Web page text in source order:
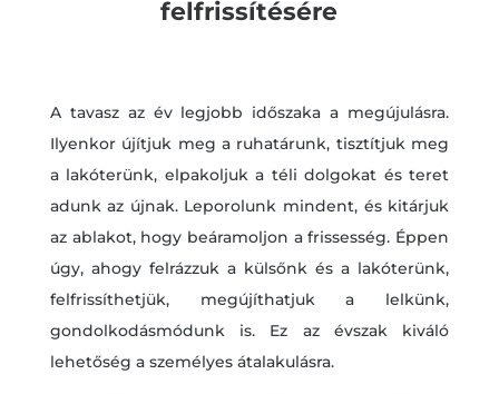
felfrissítésére
A tavasz az év legjobb időszaka a megújulásra.
Ilyenkor újítjuk meg a ruhatárunk, tisztítjuk meg
a lakóterünk, elpakoljuk a téli dolgokat és teret
adunk az újnak. Leporolunk mindent, és kitárjuk
az ablakot, hogy beáramoljon a frissesség. Éppen
úgy, ahogy felrázzuk a külsőnk és a lakóterünk,
felfrissíthetjük, megújíthatjuk a lelkünk,
gondolkodásmódunk is. Ez az évszak kiváló
lehetőség a személyes átalakulásra.